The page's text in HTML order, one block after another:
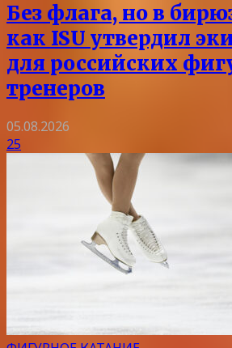
Без флага, но в
как ISU утвердил
для российских
тренеров
05.08.2026
25